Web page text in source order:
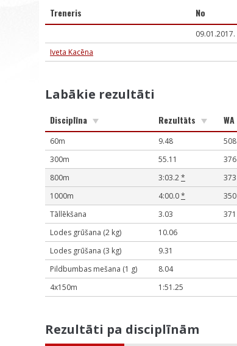
Treneris No
09.01.2017.
Iveta Kacēna
Labākie rezultāti
Disciplīna Rezultāts WA
60m 9.48 508
300m
55.11 376
800m
3:03.2* 373
1000m
4:00.0* 350
Tāllēkšana
3.03 371
Lodes grūšana (2 kg)
10.06
Lodes grūšana (3 kg)
9.31
Pildbumbas mešana (1 g)
8.04
4x150m
1:51.25
Rezultāti pa disciplīnām